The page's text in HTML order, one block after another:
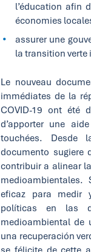
l’éducation afin
économies
assurer une
la transition verte
Le nouveau
immédiates de la
COVID-19 ont été
d’apporter une
touchées. Desde
documento sugiere
contribuir a alinear
medioambientales.
eficaz para medir
políticas en las
medioambiental de
una recuperación